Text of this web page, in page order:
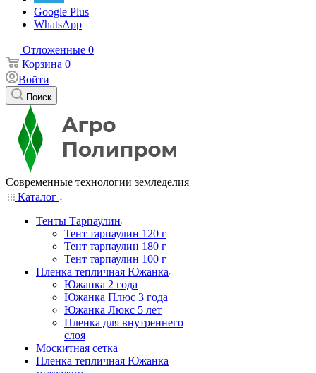
Google Plus
WhatsApp
Отложенные 0
Корзина 0
Войти
Поиск
Современные технологии земледелия
Каталог
Тенты Тарпаулин
Тент тарпаулин 120 г
Тент тарпаулин 180 г
Тент тарпаулин 100 г
Пленка тепличная Южанка
Южанка 2 года
Южанка Плюс 3 года
Южанка Люкс 5 лет
Пленка для внутреннего
слоя
Москитная сетка
Пленка тепличная Южанка